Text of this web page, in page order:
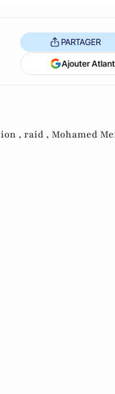
PARTAGER
Ajouter
, raid , Mohamed